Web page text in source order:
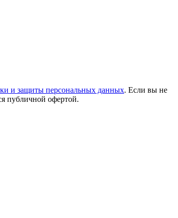
и защиты персональных данных. Если вы не
публичной офертой.